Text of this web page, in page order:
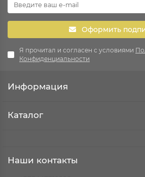
Оформить
Я прочитал и согласен с условиями
Конфиденциальности
Информация
Каталог
Наши контакты